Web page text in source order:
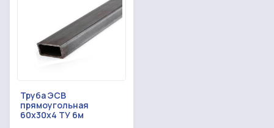
Труба ЭСВ
прямоугольная
60х30х4 ТУ 6м